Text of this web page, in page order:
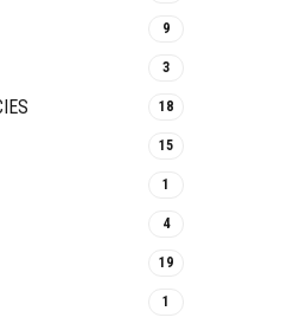
9
3
18
15
1
4
19
1